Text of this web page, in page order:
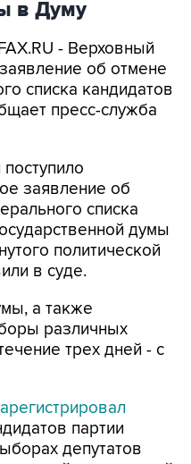
- Верховный
списка кандидатов
пресс-служба
списка
думы
политической
в суде.
а также
трех дней - с
депутатов
пройдут в единый